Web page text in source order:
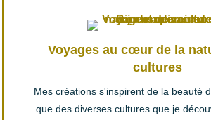
Voyages au cœur de la
cultures
Mes créations s'inspirent de la beauté
que des diverses cultures que je